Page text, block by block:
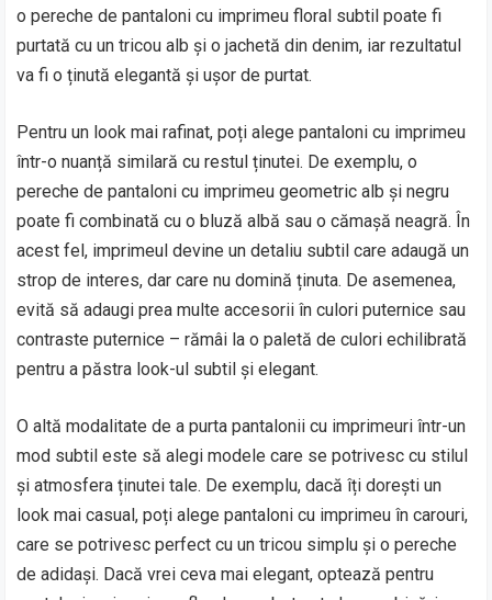
o pereche de pantaloni cu imprimeu floral subtil poate fi
purtată cu un tricou alb și o jachetă din denim, iar rezultatul
va fi o ținută elegantă și ușor de purtat.
Pentru un look mai rafinat, poți alege pantaloni cu imprimeu
într-o nuanță similară cu restul ținutei. De exemplu, o
pereche de pantaloni cu imprimeu geometric alb și negru
poate fi combinată cu o bluză albă sau o cămașă neagră. În
acest fel, imprimeul devine un detaliu subtil care adaugă un
strop de interes, dar care nu domină ținuta. De asemenea,
evită să adaugi prea multe accesorii în culori puternice sau
contraste puternice – rămâi la o paletă de culori echilibrată
pentru a păstra look-ul subtil și elegant.
O altă modalitate de a purta pantalonii cu imprimeuri într-un
mod subtil este să alegi modele care se potrivesc cu stilul
și atmosfera ținutei tale. De exemplu, dacă îți dorești un
look mai casual, poți alege pantaloni cu imprimeu în carouri,
care se potrivesc perfect cu un tricou simplu și o pereche
de adidași. Dacă vrei ceva mai elegant, optează pentru